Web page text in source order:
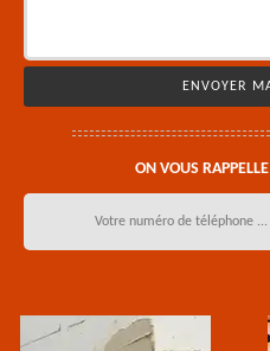
ON VOUS